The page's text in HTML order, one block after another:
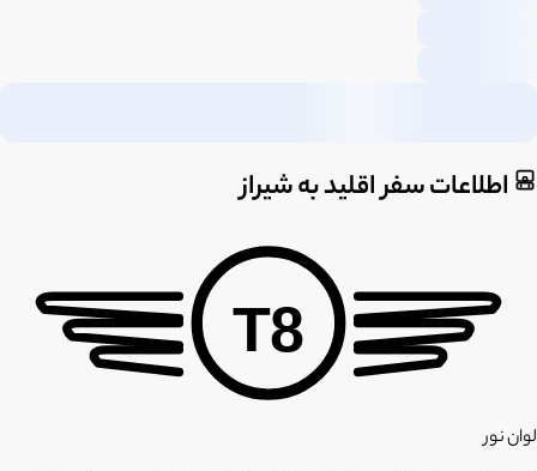
اطلاعات سفر اقلید به شیراز
T8
لوان نور